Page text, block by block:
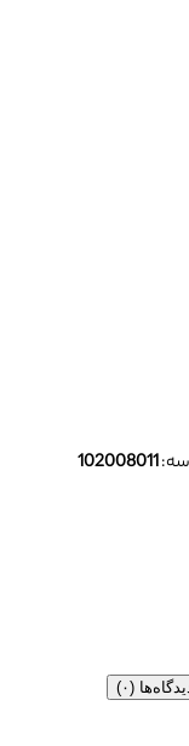
102008011
(۰)